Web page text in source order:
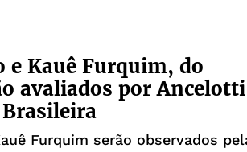
e Kauê Furquim, do
avaliados por Ancelotti
Brasileira
Furquim serão observados